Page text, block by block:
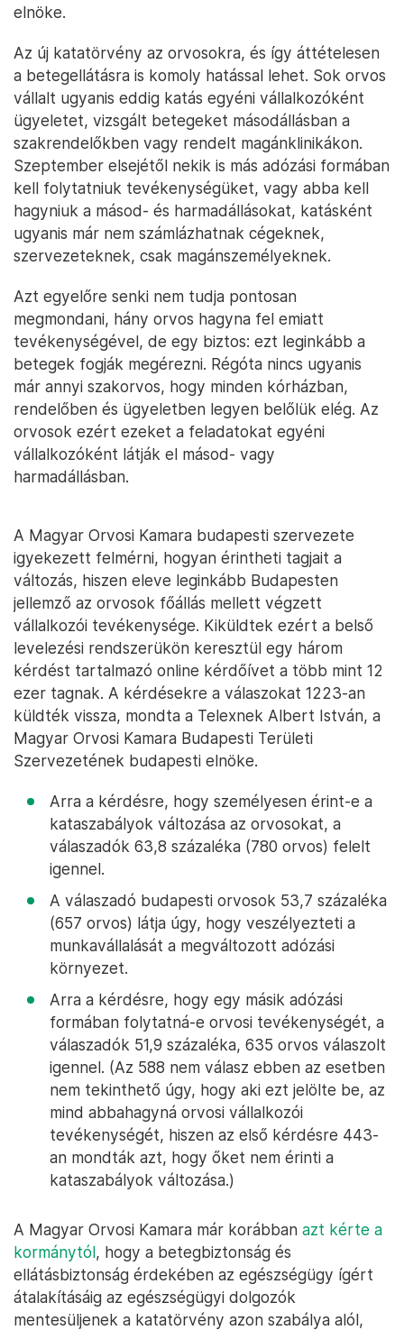
elnöke.
Az új katatörvény az orvosokra, és így áttételesen
a betegellátásra is komoly hatással lehet. Sok orvos
vállalt ugyanis eddig katás egyéni vállalkozóként
ügyeletet, vizsgált betegeket másodállásban a
szakrendelőkben vagy rendelt magánklinikákon.
Szeptember elsejétől nekik is más adózási formában
kell folytatniuk tevékenységüket, vagy abba kell
hagyniuk a másod- és harmadállásokat, katásként
ugyanis már nem számlázhatnak cégeknek,
szervezeteknek, csak magánszemélyeknek.
Azt egyelőre senki nem tudja pontosan
megmondani, hány orvos hagyna fel emiatt
tevékenységével, de egy biztos: ezt leginkább a
betegek fogják megérezni. Régóta nincs ugyanis
már annyi szakorvos, hogy minden kórházban,
rendelőben és ügyeletben legyen belőlük elég. Az
orvosok ezért ezeket a feladatokat egyéni
vállalkozóként látják el másod- vagy
harmadállásban.
A Magyar Orvosi Kamara budapesti szervezete
igyekezett felmérni, hogyan érintheti tagjait a
változás, hiszen eleve leginkább Budapesten
jellemző az orvosok főállás mellett végzett
vállalkozói tevékenysége. Kiküldtek ezért a belső
levelezési rendszerükön keresztül egy három
kérdést tartalmazó online kérdőívet a több mint 12
ezer tagnak. A kérdésekre a válaszokat 1223-an
küldték vissza, mondta a Telexnek Albert István, a
Magyar Orvosi Kamara Budapesti Területi
Szervezetének budapesti elnöke.
Arra a kérdésre, hogy személyesen érint-e a
kataszabályok változása az orvosokat, a
válaszadók 63,8 százaléka (780 orvos) felelt
igennel.
A válaszadó budapesti orvosok 53,7 százaléka
(657 orvos) látja úgy, hogy veszélyezteti a
munkavállalását a megváltozott adózási
környezet.
Arra a kérdésre, hogy egy másik adózási
formában folytatná-e orvosi tevékenységét, a
válaszadók 51,9 százaléka, 635 orvos válaszolt
igennel. (Az 588 nem válasz ebben az esetben
nem tekinthető úgy, hogy aki ezt jelölte be, az
mind abbahagyná orvosi vállalkozói
tevékenységét, hiszen az első kérdésre 443-
an mondták azt, hogy őket nem érinti a
kataszabályok változása.)
A Magyar Orvosi Kamara már korábban azt kérte a
kormánytól, hogy a betegbiztonság és
ellátásbiztonság érdekében az egészségügy ígért
átalakításáig az egészségügyi dolgozók
mentesüljenek a katatörvény azon szabálya alól,